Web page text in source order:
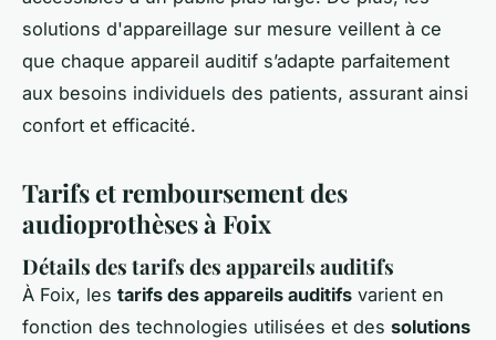
solutions d'appareillage sur mesure veillent à ce
que chaque appareil auditif s’adapte parfaitement
aux besoins individuels des patients, assurant ainsi
confort et efficacité.
Tarifs et remboursement des
audioprothèses à Foix
Détails des tarifs des appareils auditifs
À Foix, les tarifs des appareils auditifs varient en
fonction des technologies utilisées et des solutions